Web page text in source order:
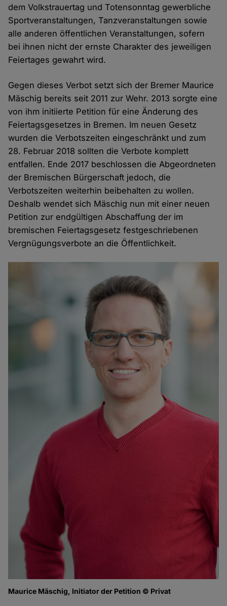
dem Volkstrauertag und Totensonntag gewerbliche
Sportveranstaltungen, Tanzveranstaltungen sowie
alle anderen öffentlichen Veranstaltungen, sofern
bei ihnen nicht der ernste Charakter des jeweiligen
Feiertages gewahrt wird.
Gegen dieses Verbot setzt sich der Bremer Maurice
Mäschig bereits seit 2011 zur Wehr. 2013 sorgte eine
von ihm initiierte Petition für eine Änderung des
Feiertagsgesetzes in Bremen. Im neuen Gesetz
wurden die Verbotszeiten eingeschränkt und zum
28. Februar 2018 sollten die Verbote komplett
entfallen. Ende 2017 beschlossen die Abgeordneten
der Bremischen Bürgerschaft jedoch, die
Verbotszeiten weiterhin beibehalten zu wollen.
Deshalb wendet sich Mäschig nun mit einer neuen
Petition zur endgültigen Abschaffung der im
bremischen Feiertagsgesetz festgeschriebenen
Vergnügungsverbote an die Öffentlichkeit.
Maurice Mäschig, Initiator der Petition © Privat